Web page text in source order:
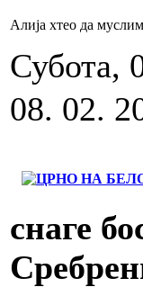
Алија хтео да
Субота,
08. 02.
снаге